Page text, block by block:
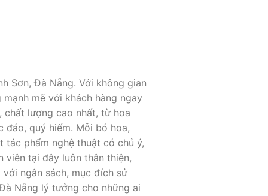
Sơn, Đà Nẵng. Với không gian
mẽ với khách hàng ngay
chất lượng cao nhất, từ hoa
quý hiếm. Mỗi bó hoa,
tác phẩm nghệ thuật có chủ ý,
viên tại đây luôn thân thiện,
ngân sách, mục đích sử
Nẵng lý tưởng cho những ai